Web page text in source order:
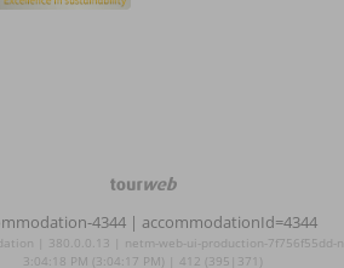
TourWeb
NetMatch
4344 | accommodationId=4344
| 380.0.0.13 | netm-web-ui-production-7f756f55dd-
3:04:18 PM (3:04:17 PM) | 412 (395|371)